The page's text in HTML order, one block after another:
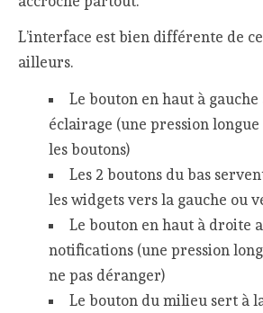
L’interface est bien différente de
ailleurs.
Le bouton en haut à
éclairage (une pression
les boutons)
Les 2 boutons du bas
les widgets vers la gauche ou
Le bouton en haut à droite
notifications (une pression
ne pas déranger)
Le bouton du milieu sert à